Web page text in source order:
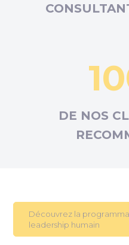
DE NOS
Découvrez la
leadership humain